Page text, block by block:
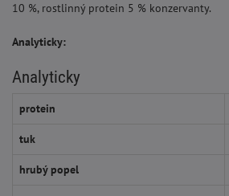
10 %, rostlinný protein 5 % konzervanty.
Analyticky:
Analyticky
protein
tuk
hrubý popel